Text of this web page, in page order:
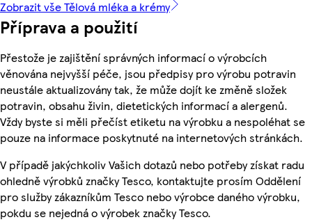
Zobrazit vše Tělová mléka a krémy
Příprava a použití
Přestože je zajištění správných informací o výrobcích
věnována nejvyšší péče, jsou předpisy pro výrobu potravin
neustále aktualizovány tak, že může dojít ke změně složek
potravin, obsahu živin, dietetických informací a alergenů.
Vždy byste si měli přečíst etiketu na výrobku a nespoléhat se
pouze na informace poskytnuté na internetových stránkách.
V případě jakýchkoliv Vašich dotazů nebo potřeby získat radu
ohledně výrobků značky Tesco, kontaktujte prosím Oddělení
pro služby zákazníkům Tesco nebo výrobce daného výrobku,
pokdu se nejedná o výrobek značky Tesco.